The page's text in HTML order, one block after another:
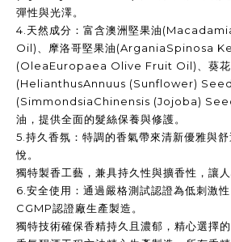
彈性與光澤。
4. 天然成分：富含澳洲堅果油
Oil)
、摩洛哥堅果油(ArganiaSpinosa
(OleaEuropaea Olive Fruit Oil)
、葵
(HelianthusAnnuus (Sunflower)
(SimmondsiaChinensis (Jojoba)
油，提供全面的髮絲保養與修護。
5. 持久香氛：特調的香氣帶來清新優雅與
悅。
獨特製香工藝，兼具持久性與擴香性，讓人
6. 安全使用：通過嚴格測試認證為低刺激
CGMP認證廠生產製造。
獨特技術確保香精持久且濃郁，精心選擇